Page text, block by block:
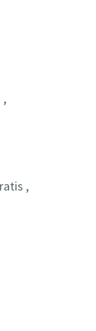
,
,